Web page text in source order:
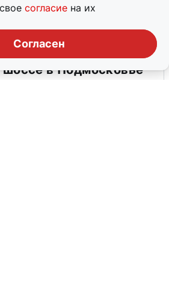
согласие на их
Согласен
на
в Подмосковье